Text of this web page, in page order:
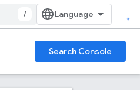
/
Search Console